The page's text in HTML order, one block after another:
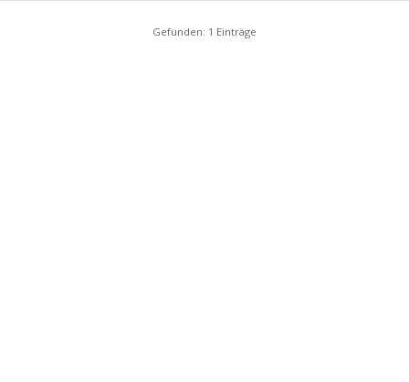
Gefunden: 1 Einträge